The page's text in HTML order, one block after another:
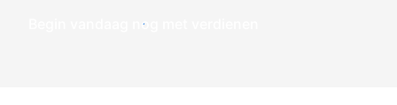
Begin vandaag nog met verdienen